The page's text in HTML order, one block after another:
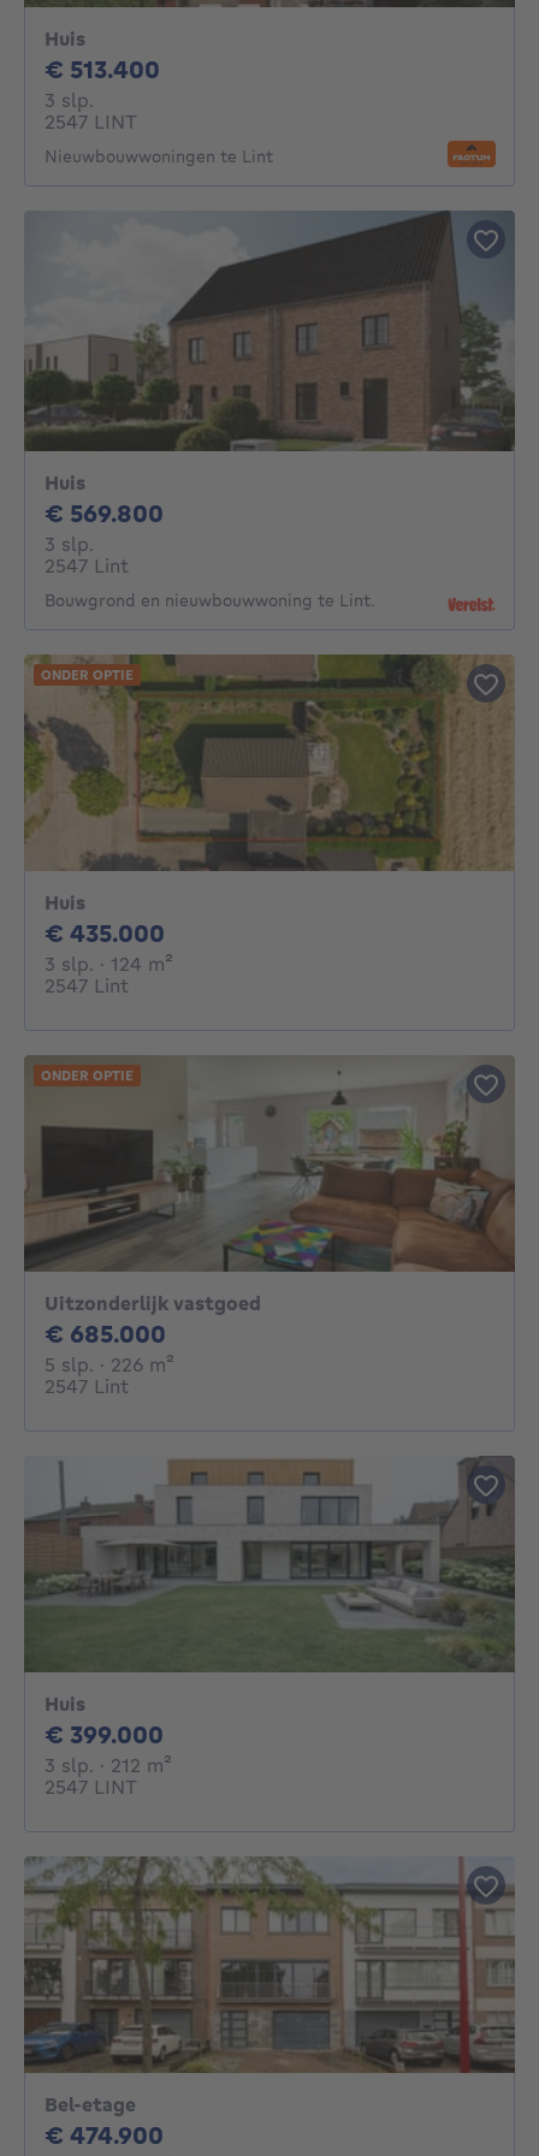
Huis
€ 513.400
3 slp.
2547 LINT
Nieuwbouwwoningen te Lint
Huis
€ 569.800
3 slp.
2547 Lint
Bouwgrond en nieuwbouwwoning te Lint.
Huis
€ 435.000
3 slp. 3 slaapkamers
· 124 m²
2547 Lint
ONDER OPTIE
Uitzonderlijk vastgoed
€ 685.000
5 slp. 5 slaapkamers
· 226 m²
2547 Lint
ONDER OPTIE
Huis
€ 399.000
3 slp. 3 slaapkamers
· 212 m²
2547 LINT
Bel-etage
€ 474.900